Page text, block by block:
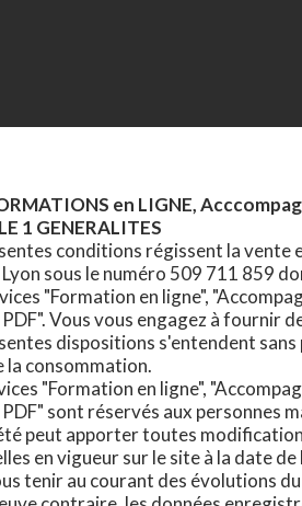
en LIGNE,
1 GENERALITES
conditions régissent la vente
Lyon sous le numéro 509 711 859
"Formation en ligne",
Vous vous engagez à fournir
dispositions s'entendent
la consommation.
"Formation en ligne",
sont réservés aux personnes
peut apporter toutes
en vigueur sur le site à la date
tenir au courant des évolutions